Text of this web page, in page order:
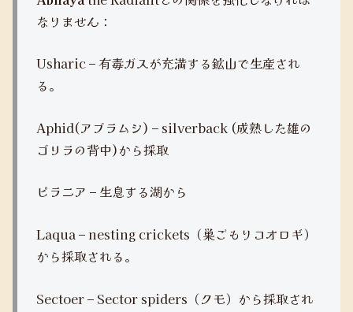
なりません：
Usharic – 有毒ガスが充満する鉱山で生産され
る。
Aphid(アブラムシ) – silverback (成熟した雄の
ゴリラの背中)から採取
ピラニア – 生息する湖から
Laqua – nesting crickets（巣ごもりコオロギ）
から採取される。
Sectoer – Sector spiders（クモ）から採取され